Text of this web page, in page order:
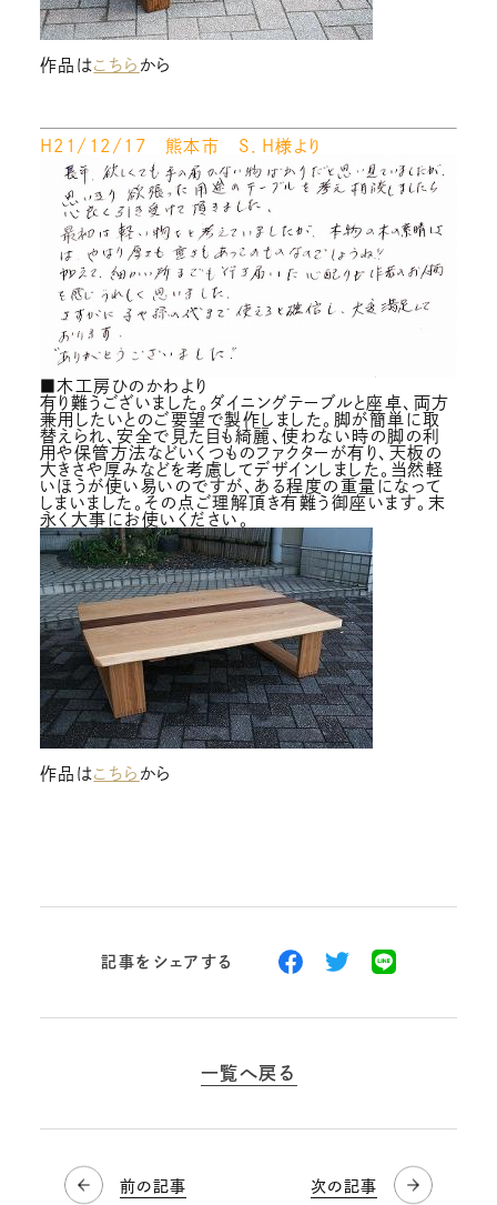
作品はこちら から
H２１/１２/１７ 熊本市 S．H様より
■木工房ひのかわより
有り難うございました。ダイニングテーブルと座卓、両方
兼用したいとのご要望で製作しました。脚が簡単に取
替えられ、安全で見た目も綺麗、使わない時の脚の利
用や保管方法などいくつものファクターが有り、天板の
大きさや厚みなどを考慮してデザインしました。当然軽
いほうが使い易いのですが、ある程度の重量になって
しまいました。その点ご理解頂き有難う御座います。末
永く大事にお使いください。
作品はこちら から
記事をシェアする
一覧へ戻る
前の記事 次の記事